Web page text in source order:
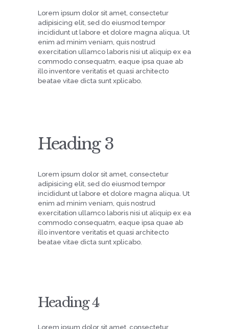
Lorem ipsum dolor sit amet, consectetur
adipisicing elit, sed do eiusmod tempor
incididunt ut labore et dolore magna aliqua. Ut
enim ad minim veniam, quis nostrud
exercitation ullamco laboris nisi ut aliquip ex ea
commodo consequatm, eaque ipsa quae ab
illo inventore veritatis et quasi architecto
beatae vitae dicta sunt xplicabo.
Heading 3
Lorem ipsum dolor sit amet, consectetur
adipisicing elit, sed do eiusmod tempor
incididunt ut labore et dolore magna aliqua. Ut
enim ad minim veniam, quis nostrud
exercitation ullamco laboris nisi ut aliquip ex ea
commodo consequatm, eaque ipsa quae ab
illo inventore veritatis et quasi architecto
beatae vitae dicta sunt xplicabo.
Heading 4
Lorem ipsum dolor sit amet, consectetur